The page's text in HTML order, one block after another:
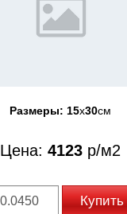
Размеры: 15x30см
Цена: 4123 р/м2
Купить